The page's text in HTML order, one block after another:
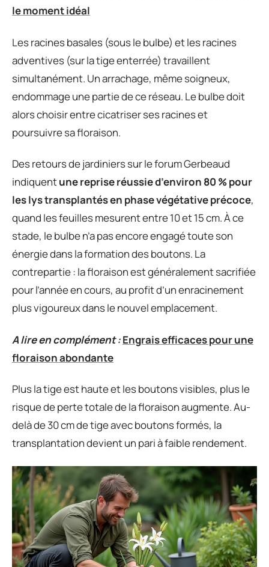
le moment idéal
Les racines basales (sous le bulbe) et les racines
adventives (sur la tige enterrée) travaillent
simultanément. Un arrachage, même soigneux,
endommage une partie de ce réseau. Le bulbe doit
alors choisir entre cicatriser ses racines et
poursuivre sa floraison.
Des retours de jardiniers sur le forum Gerbeaud
indiquentune reprise réussie d’environ 80 % pour
les lys transplantés en phase végétative précoce,
quand les feuilles mesurent entre 10 et 15 cm. À ce
stade, le bulbe n’a pas encore engagé toute son
énergie dans la formation des boutons. La
contrepartie : la floraison est généralement sacrifiée
pour l’année en cours, au profit d’un enracinement
plus vigoureux dans le nouvel emplacement.
A lire en complément :Engrais efficaces pour une
floraison abondante
Plus la tige est haute et les boutons visibles, plus le
risque de perte totale de la floraison augmente. Au-
delà de 30 cm de tige avec boutons formés, la
transplantation devient un pari à faible rendement.